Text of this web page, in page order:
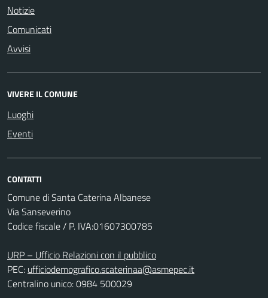
Notizie
Comunicati
Avvisi
VIVERE IL COMUNE
Luoghi
Eventi
CONTATTI
Comune di Santa Caterina Albanese
Via Sanseverino
Codice fiscale / P. IVA:01607300785
URP – Ufficio Relazioni con il pubblico
PEC: ufficiodemografico.scaterinaa@asmepec.it
Centralino unico: 0984 500029